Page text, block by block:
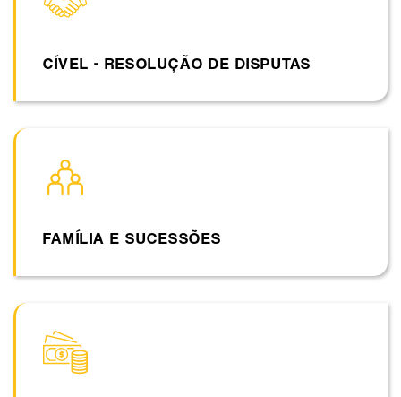
CÍVEL - RESOLUÇÃO DE DISPUTAS
FAMÍLIA E SUCESSÕES